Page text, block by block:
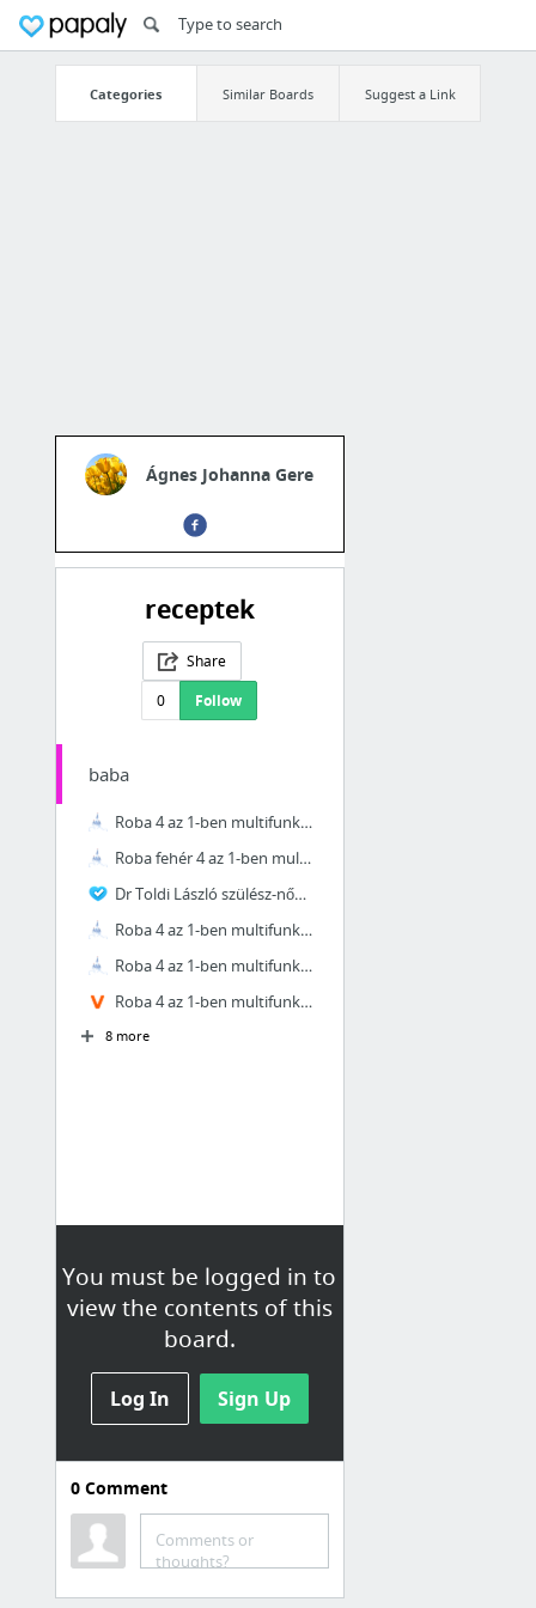
Categories Similar Boards Suggest a Link
Ágnes Johanna Gere
receptek
Share
0
Follow
You must be logged in to
view the contents of this
board.
Log In Sign Up
baba
Roba 4 az 1-ben multifunkciós kiságy Angyal macis | BabaVár Baba-mama outlet webáruház
Roba fehér 4 az 1-ben multifunkciós kiságy Meli | BabaVár Baba-mama outlet webáruház
Dr Toldi László szülész-nőgyógyász
Roba 4 az 1-ben multifunkciós kiságy Angyal macis SZH. | BabaVár Baba-mama outlet webár...
Roba 4 az 1-ben multifunkciós kiságy natural SZH. | BabaVár Baba-mama outlet webáruház
Roba 4 az 1-ben multifunkciós kiságy angyalmaci H. - Vatera.hu
8 more
hasznos
Google
Google-fiók
0Comment
Comments or
thoughts?